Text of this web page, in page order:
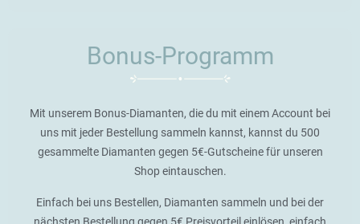
Bonus-Programm
Mit unserem Bonus-Diamanten, die du mit einem Account bei
uns mit jeder Bestellung sammeln kannst, kannst du 500
gesammelte Diamanten gegen 5€-Gutscheine für unseren
Shop eintauschen.
Einfach bei uns Bestellen, Diamanten sammeln und bei der
nächsten Bestellung gegen 5€ Preisvorteil einlösen, einfach